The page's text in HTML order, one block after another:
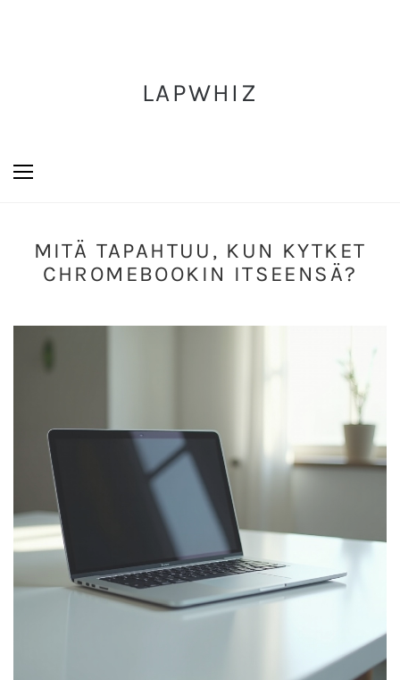
LAPWHIZ
MITÄ TAPAHTUU, KUN KYTKET
CHROMEBOOKIN ITSEENSÄ?